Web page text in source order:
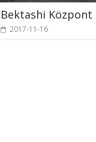
Bektashi Központ
2017-11-16